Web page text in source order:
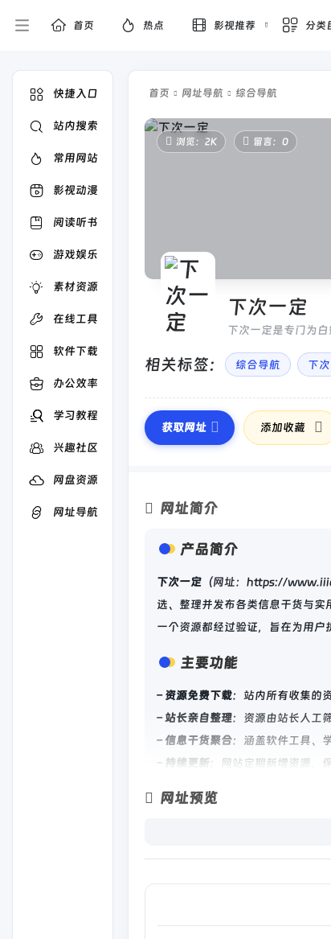
首页 热点 影视推荐 分类
快捷入口
站内搜索
常用网站
影视动漫
阅读听书
游戏娱乐
素材资源
在线工具
软件下载
办公效率
学习教程
兴趣社区
网盘资源
网址导航
首页 网址导航 综合导航
浏览：2K 留言：0
下次一定
下次一定是专门为
相关标签： 综合导航 下
获取网址 添加收藏
网址简介
产品简介
下次一定 （网址：https://
选、整理并发布各类信息干货与
一个资源都经过验证，旨在为用户
主要功能
–资源免费下载：站内所有收集的
–站长亲自整理：资源由站长人工
–信息干货聚合：涵盖软件工具、
– 持续更新：网站定期新增资源，
使用方法
1. 访问网站首页（https://
网址预览